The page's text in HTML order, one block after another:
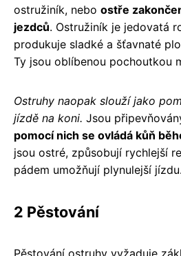
ostružiník, nebo ostře
jezdců. Ostružiník je jedovatá
produkuje sladké a šťavnaté
Ty jsou oblíbenou pochoutkou
Ostruhy naopak slouží jako
jízdě na koni. Jsou
pomocí nich se ovládá kůň
jsou ostré, způsobují rychlejší
pádem umožňují plynulejší jízdu.
2 Pěstování
Pěstování ostruhy vyžaduje